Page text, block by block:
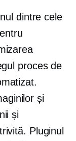
dintre cele
proces de
și
și
Pluginul